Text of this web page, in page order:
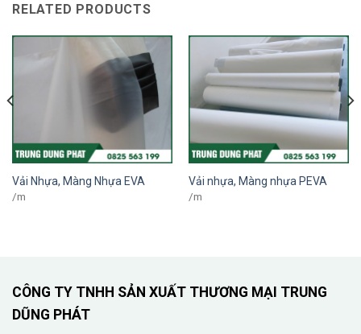
RELATED PRODUCTS
Vải Nhựa, Màng Nhựa EVA
/m
Vải nhựa, Màng nhựa PEVA
/m
CÔNG TY TNHH SẢN XUẤT THƯƠNG MẠI TRUNG
DŨNG PHÁT